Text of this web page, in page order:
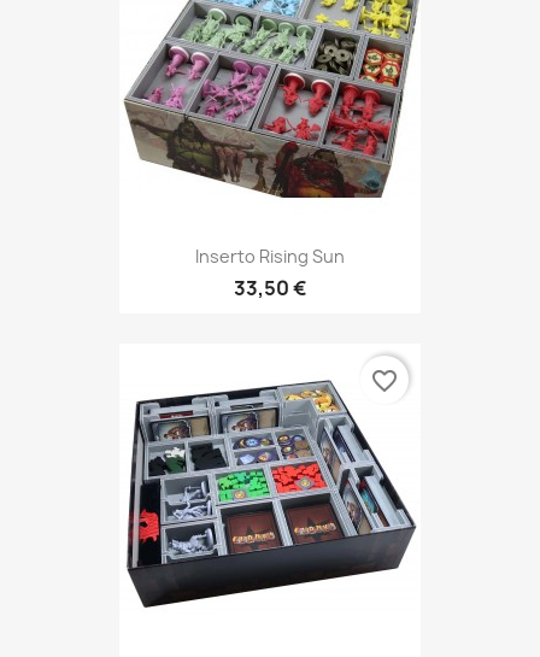
Inserto Rising Sun
33,50 €
favorite_border